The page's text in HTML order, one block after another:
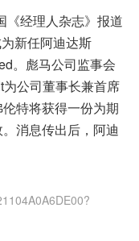
《经理人杂志》报道
新任阿迪达斯
。彪马公司监事会
公司董事长兼首席
特将获得一份为期
消息传出后，阿迪